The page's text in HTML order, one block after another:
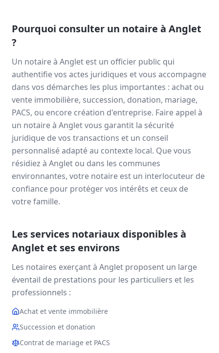
Pourquoi consulter un notaire à Anglet
?
Un notaire à Anglet est un officier public qui
authentifie vos actes juridiques et vous accompagne
dans vos démarches les plus importantes : achat ou
vente immobilière, succession, donation, mariage,
PACS, ou encore création d'entreprise. Faire appel à
un notaire à Angletvous garantit la sécurité
juridique de vos transactions et un conseil
personnalisé adapté au contexte local. Que vous
résidiez à Anglet ou dans les communes
environnantes, votre notaire est un interlocuteur de
confiance pour protéger vos intérêts et ceux de
votre famille.
Les services notariaux disponibles à
Anglet et ses environs
Les notaires exerçant à Anglet proposent un large
éventail de prestations pour les particuliers et les
professionnels :
Achat et vente immobilière
Succession et donation
Contrat de mariage et PACS